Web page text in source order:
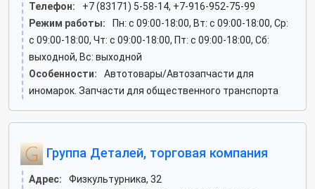
Телефон:
+7 (83171) 5-58-14, +7-916-952-75-99
Режим работы:
Пн: c 09:00-18:00, Вт: c 09:00-18:00, Ср:
c 09:00-18:00, Чт: c 09:00-18:00, Пт: c 09:00-18:00, Сб:
выходной, Вс: выходной
Особенности:
Автотовары/Автозапчасти для
иномарок. Запчасти для общественного транспорта
Группа Деталей, торговая компания
Адрес:
Физкультурника, 32